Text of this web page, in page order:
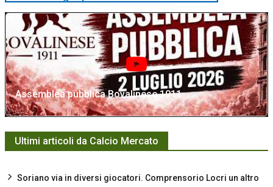
Assemblea pubblica Bovalinese 1911
Ultimi articoli da Calcio Mercato
Soriano via in diversi giocatori. Comprensorio Locri un altro